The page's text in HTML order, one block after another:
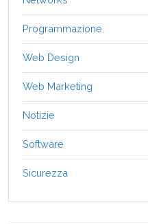
Programmazione
Web Design
Web Marketing
Notizie
Software
Sicurezza